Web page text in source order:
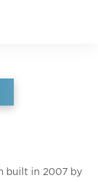
built in 2007 by